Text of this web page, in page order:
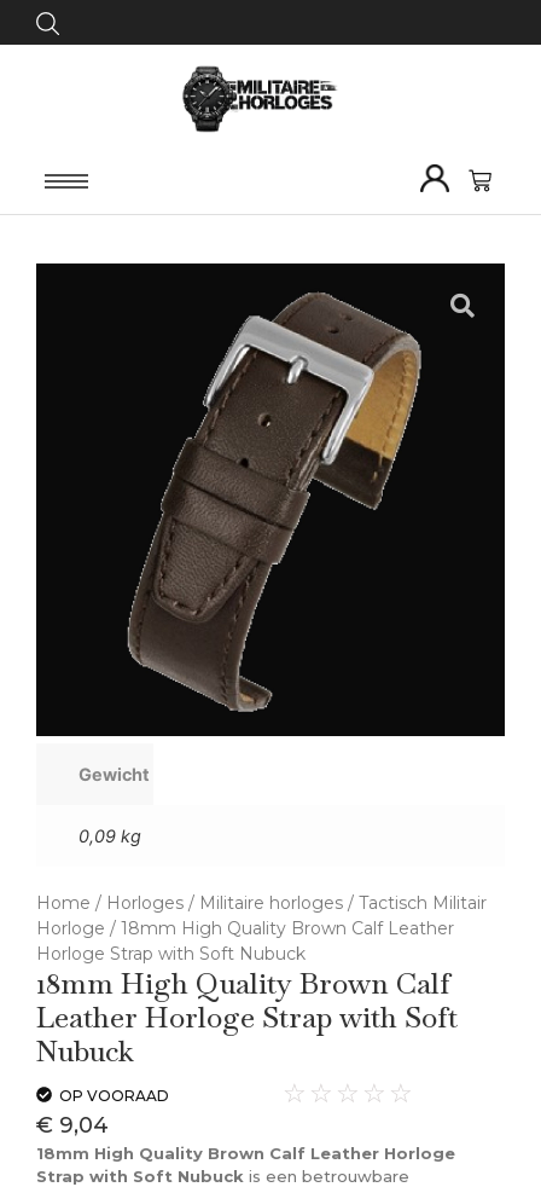
Gewicht
0,09 kg
Home / Horloges / Militaire horloges / Tactisch Militair
Horloge / 18mm High Quality Brown Calf Leather
Horloge Strap with Soft Nubuck
18mm High Quality Brown Calf
Leather Horloge Strap with Soft
Nubuck
OP VOORAAD ☆ ☆ ☆ ☆ ☆
€ 9,04
18mm High Quality Brown Calf Leather Horloge
Strap with Soft Nubuck is een betrouwbare